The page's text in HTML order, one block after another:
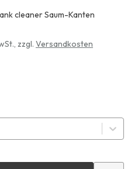
cleaner Saum-Kanten
, zzgl. Versandkosten